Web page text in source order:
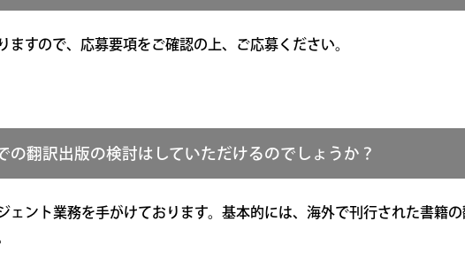
すので、応募要項をご確認の上、ご応募ください。
の翻訳出版の検討はしていただけるのでしょうか？
ェント業務を手がけております。基本的には、海外で刊行された書籍